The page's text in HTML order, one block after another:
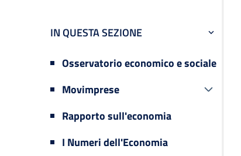
IN QUESTA SEZIONE
Osservatorio economico e sociale
Movimprese
Rapporto sull'economia
I Numeri dell'Economia